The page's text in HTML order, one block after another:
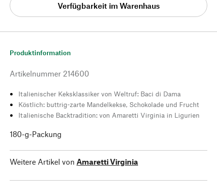
Verfügbarkeit im Warenhaus
Produktinformation
Artikelnummer 214600
Italienischer Keksklassiker von Weltruf: Baci di Dama
Köstlich: buttrig-zarte Mandelkekse, Schokolade und Frucht
Italienische Backtradition: von Amaretti Virginia in Ligurien
180-g-Packung
Weitere Artikel von Amaretti Virginia